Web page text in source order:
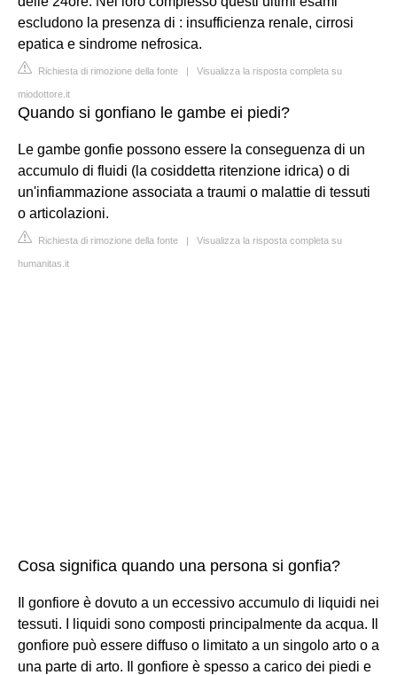
escludono la presenza di : insufficienza renale, cirrosi
epatica e sindrome nefrosica.
Richiesta di rimozione della fonte | Visualizza la risposta completa su
miodottore.it
Quando si gonfiano le gambe ei piedi?
Le gambe gonfie possono essere la conseguenza di un
accumulo di fluidi (la cosiddetta ritenzione idrica) o di
un'infiammazione associata a traumi o malattie di tessuti
o articolazioni.
Richiesta di rimozione della fonte | Visualizza la risposta completa su
humanitas.it
Cosa significa quando una persona si gonfia?
Il gonfiore è dovuto a un eccessivo accumulo di liquidi nei
tessuti. I liquidi sono composti principalmente da acqua. Il
gonfiore può essere diffuso o limitato a un singolo arto o a
una parte di arto. Il gonfiore è spesso a carico dei piedi e